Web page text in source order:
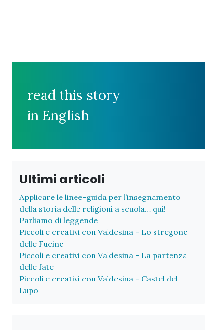
read this story
in English
Ultimi articoli
Applicare le linee-guida per l’insegnamento
della storia delle religioni a scuola… qui!
Parliamo di leggende
Piccoli e creativi con Valdesina – Lo stregone
delle Fucine
Piccoli e creativi con Valdesina – La partenza
delle fate
Piccoli e creativi con Valdesina – Castel del
Lupo